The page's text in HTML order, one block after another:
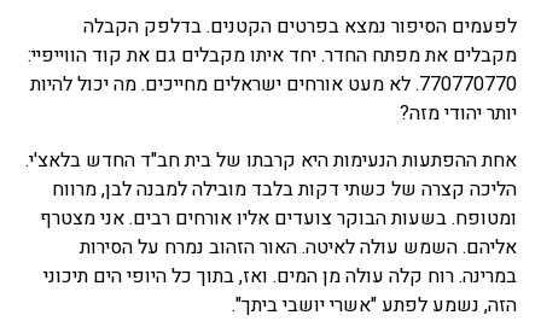
לפעמים הסיפור נמצא בפרטים הקטנים. בדלפק הקבלה
מקבלים את מפתח החדר. יחד איתו מקבלים גם את קוד הווייפיי:
770770770. לא מעט אורחים ישראלים מחייכים. מה יכול להיות
יותר יהודי מזה?
אחת ההפתעות הנעימות היא קרבתו של בית חב"ד החדש בלאצ'י.
הליכה קצרה של כשתי דקות בלבד מובילה למבנה לבן, מרווח
ומטופח. בשעות הבוקר צועדים אליו אורחים רבים. אני מצטרף
אליהם. השמש עולה לאיטה. האור הזהוב נמרח על הסירות
במרינה. רוח קלה עולה מן המים. ואז, בתוך כל היופי הים תיכוני
הזה, נשמע לפתע "אשרי יושבי ביתך".